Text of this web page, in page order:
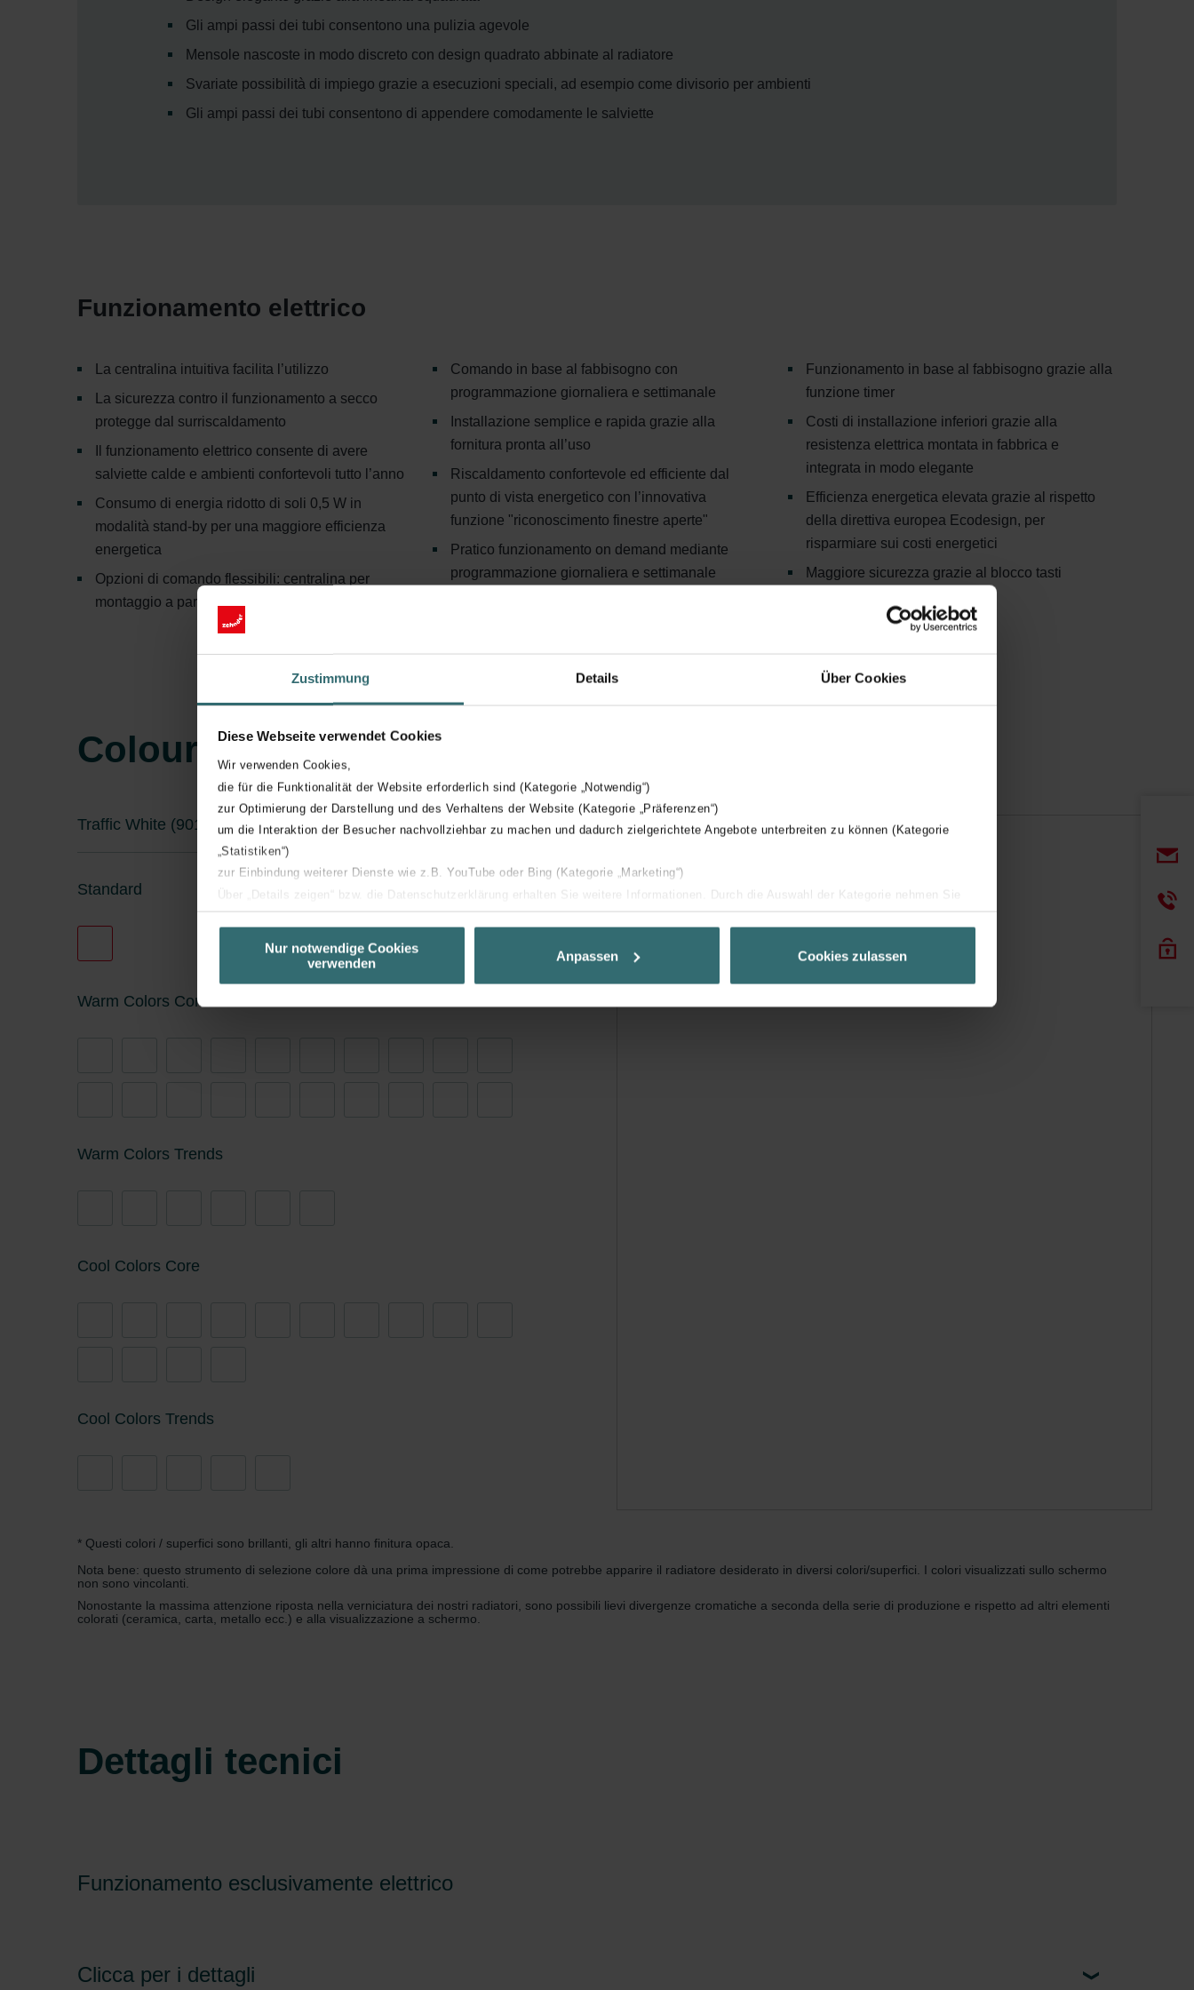
Zustimmung Details Über Cookies
Diese Webseite verwendet Cookies
Wir verwenden Cookies,
die für die Funktionalität der Website erforderlich sind (Kategorie „Notwendig“)
zur Optimierung der Darstellung und des Verhaltens der Website (Kategorie „Präferenzen“)
um die Interaktion der Besucher nachvollziehbar zu machen und dadurch zielgerichtete Angebote unterbreiten zu können (Kategorie
„Statistiken“)
zur Einbindung weiterer Dienste wie z.B. YouTube oder Bing (Kategorie „Marketing“)
Über „Details zeigen“ bzw. die Datenschutzerklärung erhalten Sie weitere Informationen. Durch die Auswahl der Kategorie nehmen Sie
unserer Website verwenden, um Ihnen die bestmögliche Nutzererfahrung zu ermöglichen und Ihnen maßgeschneiderte Informationen
basierend auf Ihren Interessen zur Verfügung zu stellen. Alle Einwilligungen können Sie selbstverständlich über einen Link in der
Datenschutzerklärung widerrufen.
Zehnder Group Ibérica SAU: Política de privacidad
Nur notwendige Cookies
verwenden
Anpassen Cookies zulassen
Gli ampi passi dei tubi consentono una pulizia agevole
Mensole nascoste in modo discreto con design quadrato abbinate al radiatore
Svariate possibilità di impiego grazie a esecuzioni speciali, ad esempio come divisorio per ambienti
Gli ampi passi dei tubi consentono di appendere comodamente le salviette
Funzionamento elettrico
La centralina intuitiva facilita l’utilizzo
La sicurezza contro il funzionamento a secco
protegge dal surriscaldamento
Il funzionamento elettrico consente di avere
salviette calde e ambienti confortevoli tutto l’anno
Consumo di energia ridotto di soli 0,5 W in
modalità stand-by per una maggiore efficienza
energetica
Opzioni di comando flessibili: centralina per
montaggio a parete o su base
Comando in base al fabbisogno con
programmazione giornaliera e settimanale
Installazione semplice e rapida grazie alla
fornitura pronta all’uso
Riscaldamento confortevole ed efficiente dal
punto di vista energetico con l’innovativa
funzione "riconoscimento finestre aperte"
Pratico funzionamento on demand mediante
programmazione giornaliera e settimanale
Funzionamento in base al fabbisogno grazie alla
funzione timer
Costi di installazione inferiori grazie alla
resistenza elettrica montata in fabbrica e
integrata in modo elegante
Efficienza energetica elevata grazie al rispetto
della direttiva europea Ecodesign, per
risparmiare sui costi energetici
Maggiore sicurezza grazie al blocco tasti
Colour System
Traffic White (9016* / RAL 9016)
Standard
Warm Colors Core
Warm Colors Trends
Cool Colors Core
Cool Colors Trends
* Questi colori / superfici sono brillanti, gli altri hanno finitura opaca.
Nota bene: questo strumento di selezione colore dà una prima impressione di come potrebbe apparire il radiatore desiderato in diversi colori/superfici. I colori visualizzati sullo schermo
non sono vincolanti.
Nonostante la massima attenzione riposta nella verniciatura dei nostri radiatori, sono possibili lievi divergenze cromatiche a seconda della serie di produzione e rispetto ad altri elementi
colorati (ceramica, carta, metallo ecc.) e alla visualizzazione a schermo.
Dettagli tecnici
Funzionamento esclusivamente elettrico
Clicca per i dettagli